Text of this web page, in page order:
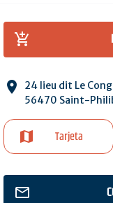
24 lieu dit Le
56470 Saint-
Tarjeta